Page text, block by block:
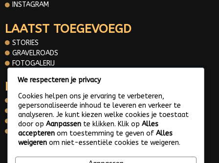
INSTAGRAM
LAATST TOEGEVOEGD
STORIES
GRAVELROADS
FOTOGALERIJ
INFORMATIE
OVER MIJ
CONTACT
PRIVACY POLICY
WHATS APP ME
© 2025 Gravelroads area around the Netherlands
We respecteren je privacy
Cookies helpen ons je ervaring te verbeteren,
gepersonaliseerde inhoud te leveren en verkeer te
analyseren. Je kunt kiezen welke cookies je toestaat
door op Aanpassen te klikken. Klik op Alles
accepteren om toestemming te geven of Alles
weigeren om niet-essentiële cookies te weigeren.